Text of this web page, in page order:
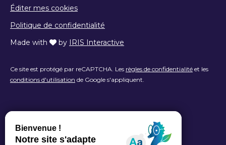
Éditer mes cookies
Politique de confidentialité
Made with
by IRIS Interactive
Ce site est protégé par reCAPTCHA. Les règles de confidentialité et les
conditions d'utilisation de Google s'appliquent.